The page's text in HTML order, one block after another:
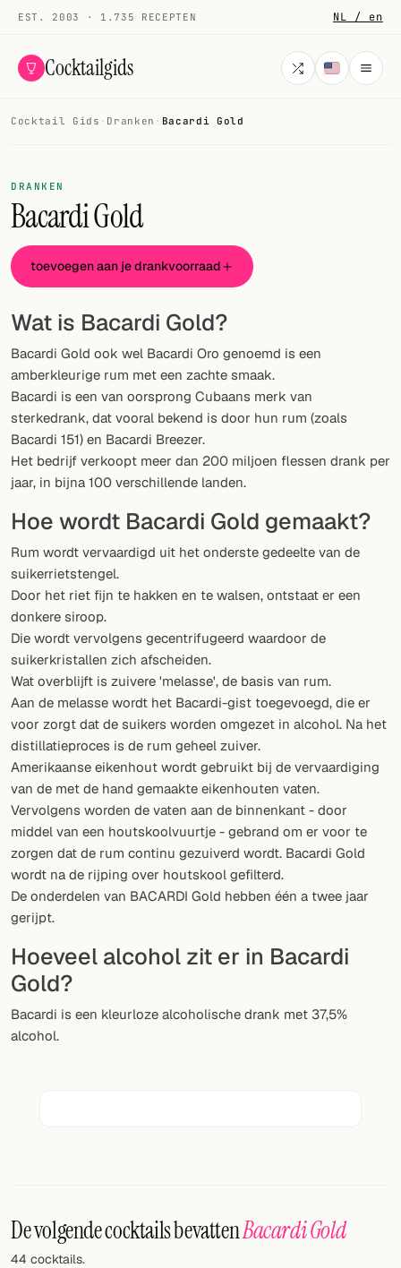
EST. 2003 · 1.735 RECEPTEN NL / en
Cocktailgids
Alle cocktails
Smoothies
Alcoholvrij
Mijn drank
Galerij
Willekeurig drankje
Voeg hier uw eigen cocktail of smoothie toe.
BAR
Alle dranken
Tools
Cocktail glazen
Cocktail boeken
Cocktail bar
Eenheden
Links
Zoeken
VOLG
Twitter
Facebook
RSS
Cocktail app
Cocktail Gids · Dranken · Bacardi Gold
DRANKEN
Bacardi Gold
toevoegen aan je drankvoorraad
Wat is Bacardi Gold?
Bacardi Gold ook wel Bacardi Oro genoemd is een
amberkleurige rum met een zachte smaak.
Bacardi is een van oorsprong Cubaans merk van
sterkedrank, dat vooral bekend is door hun rum (zoals
Bacardi 151) en Bacardi Breezer.
Het bedrijf verkoopt meer dan 200 miljoen flessen drank per
jaar, in bijna 100 verschillende landen.
Hoe wordt Bacardi Gold gemaakt?
Rum wordt vervaardigd uit het onderste gedeelte van de
suikerrietstengel.
Door het riet fijn te hakken en te walsen, ontstaat er een
donkere siroop.
Die wordt vervolgens gecentrifugeerd waardoor de
suikerkristallen zich afscheiden.
Wat overblijft is zuivere 'melasse', de basis van rum.
Aan de melasse wordt het Bacardi-gist toegevoegd, die er
voor zorgt dat de suikers worden omgezet in alcohol. Na het
distillatieproces is de rum geheel zuiver.
Amerikaanse eikenhout wordt gebruikt bij de vervaardiging
van de met de hand gemaakte eikenhouten vaten.
Vervolgens worden de vaten aan de binnenkant - door
middel van een houtskoolvuurtje - gebrand om er voor te
zorgen dat de rum continu gezuiverd wordt. Bacardi Gold
wordt na de rijping over houtskool gefilterd.
De onderdelen van BACARDI Gold hebben één a twee jaar
gerijpt.
Hoeveel alcohol zit er in Bacardi
Gold?
Bacardi is een kleurloze alcoholische drank met 37,5%
alcohol.
De volgende cocktails bevattenBacardi Gold
44 cocktails.